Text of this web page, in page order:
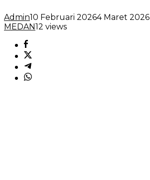
Admin10 Februari 20264 Maret 2026
MEDAN12 views